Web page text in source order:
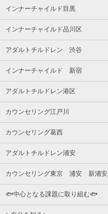
インナーチャイルド目黒
インナーチャイルド品川区
アダルトチルドレン 渋谷
インナーチャイルド 新宿
アダルトチルドレン港区
カウンセリング江戸川
カウンセリング葛西
アダルトチルドレン浦安
カウンセリング東京 浦安 新浦安
🐟中心となる課題に取り組む🐟